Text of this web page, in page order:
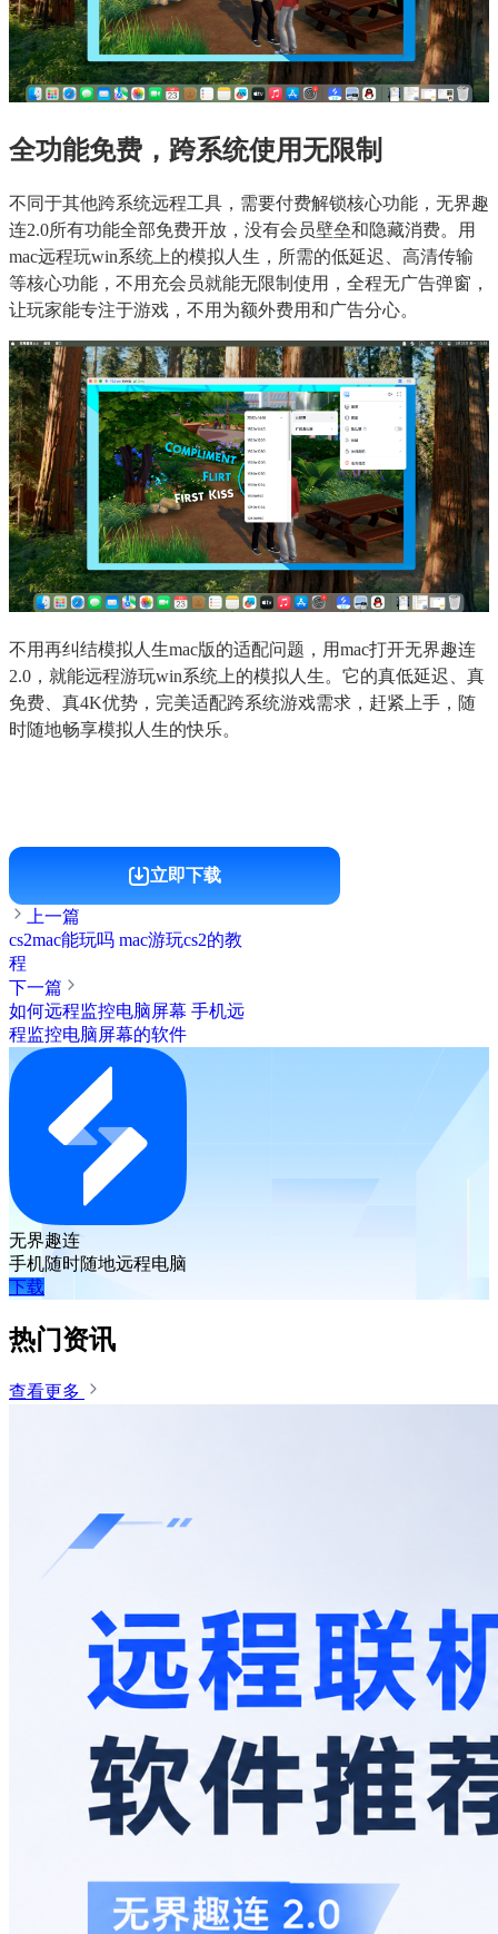
全功能免费，跨系统使用无限制
不同于其他跨系统远程工具，需要付费解锁核心功能，无界趣
连2.0所有功能全部免费开放，没有会员壁垒和隐藏消费。用
mac远程玩win系统上的模拟人生，所需的低延迟、高清传输
等核心功能，不用充会员就能无限制使用，全程无广告弹窗，
让玩家能专注于游戏，不用为额外费用和广告分心。
不用再纠结模拟人生mac版的适配问题，用mac打开无界趣连
2.0，就能远程游玩win系统上的模拟人生。它的真低延迟、真
免费、真4K优势，完美适配跨系统游戏需求，赶紧上手，随
时随地畅享模拟人生的快乐。
立即下载
上一篇
cs2mac能玩吗 mac游玩cs2的教
程
下一篇
如何远程监控电脑屏幕 手机远
程监控电脑屏幕的软件
无界趣连
手机随时随地远程电脑
下载
热门资讯
查看更多